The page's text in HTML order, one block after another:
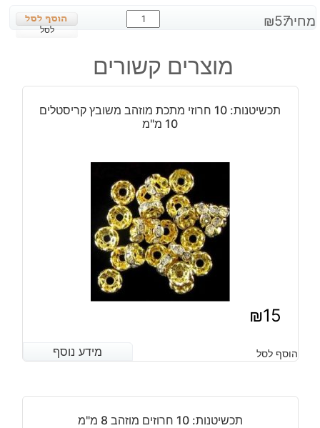
מחיר: ₪57
כמות
של
אגט
כתום
8
לסל
מוצרים קשורים
תכשיטנות: 10 חרוזי מתכת מוזהב משובץ קריסטלים
10 מ"מ
₪15
מידע נוסף הוסף לסל מידע נוסף
תכשיטנות: 10 חרוזים מוזהב 8 מ"מ